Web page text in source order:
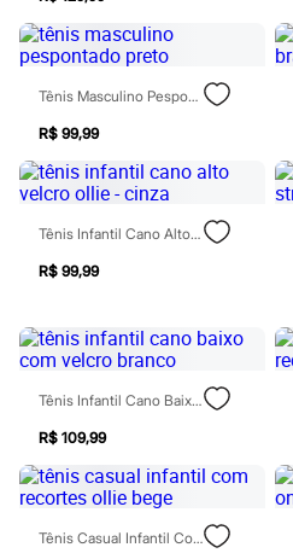
Infantil
Em alta
Arrumadinho para os meninos
Romântico para as meninas
Inverno
Novidades
Roupas menina
0 a 24 meses
1 a 5 anos
4 a 12 anos
Roupas menino
4 a 12 anos
10 a 16 anos
Recém-nascido
Bolsas e Mochilas
Chapéus
Calçados
Botas
Chinelos
Pantufas
Tênis Masculino Pespontado Preto
R$ 99,99
Tênis Infantil Cano Alto Velcro Ollie - Cinza
R$ 99,99
Tênis Infantil Cano Baixo Com Velcro Branco
R$ 109,99
Tênis Casual Infantil Com Recortes Ollie Bege